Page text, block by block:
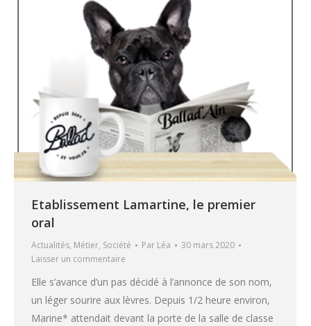
Etablissement Lamartine, le premier
oral
Actualités, Métier, Société Par Léa
30 mars 2020
Laisser un commentaire
Elle s’avance d’un pas décidé à l’annonce de son nom,
un léger sourire aux lèvres. Depuis 1/2 heure environ,
Marine* attendait devant la porte de la salle de classe